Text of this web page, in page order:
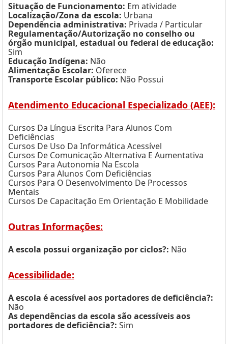
Situação de Funcionamento: Em atividade
Localização/Zona da escola: Urbana
Dependência administrativa: Privada / Particular
Regulamentação/Autorização no conselho ou
órgão municipal, estadual ou federal de educação:
Sim
Educação Indígena: Não
Alimentação Escolar: Oferece
Transporte Escolar público: Não Possui
Atendimento Educacional Especializado (AEE):
Cursos Da Língua Escrita Para Alunos Com
Deficiências
Cursos De Uso Da Informática Acessível
Cursos De Comunicação Alternativa E Aumentativa
Cursos Para Autonomia Na Escola
Cursos Para Alunos Com Deficiências
Cursos Para O Desenvolvimento De Processos
Mentais
Cursos De Capacitação Em Orientação E Mobilidade
Outras Informações:
A escola possui organização por ciclos?: Não
Acessibilidade:
A escola é acessível aos portadores de deficiência?:
Não
As dependências da escola são acessíveis aos
portadores de deficiência?: Sim